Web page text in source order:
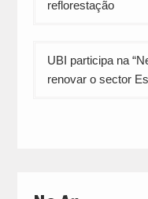
artigos
reflorestação
UBI participa na
renovar o sector